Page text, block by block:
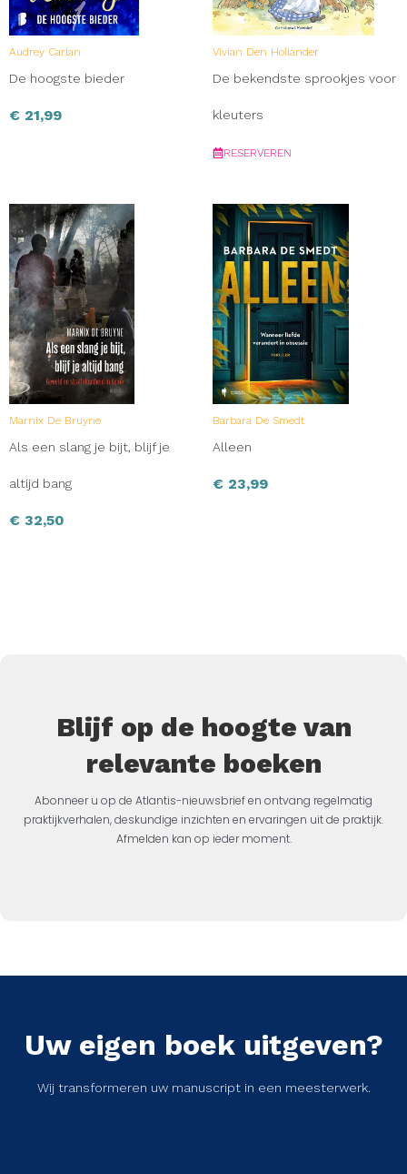
Audrey Carlan
De hoogste bieder
€ 21,99
Vivian Den Hollander
De bekendste sprookjes voor
kleuters
RESERVEREN
Marnix De Bruyne
Als een slang je bijt, blijf je
altijd bang
€ 32,50
Barbara De Smedt
Alleen
€ 23,99
Blijf op de hoogte van
relevante boeken
Abonneer u op de Atlantis-nieuwsbrief en ontvang regelmatig
praktijkverhalen, deskundige inzichten en ervaringen uit de praktijk.
Afmelden kan op ieder moment.
Uw eigen boek uitgeven?
Wij transformeren uw manuscript in een meesterwerk.